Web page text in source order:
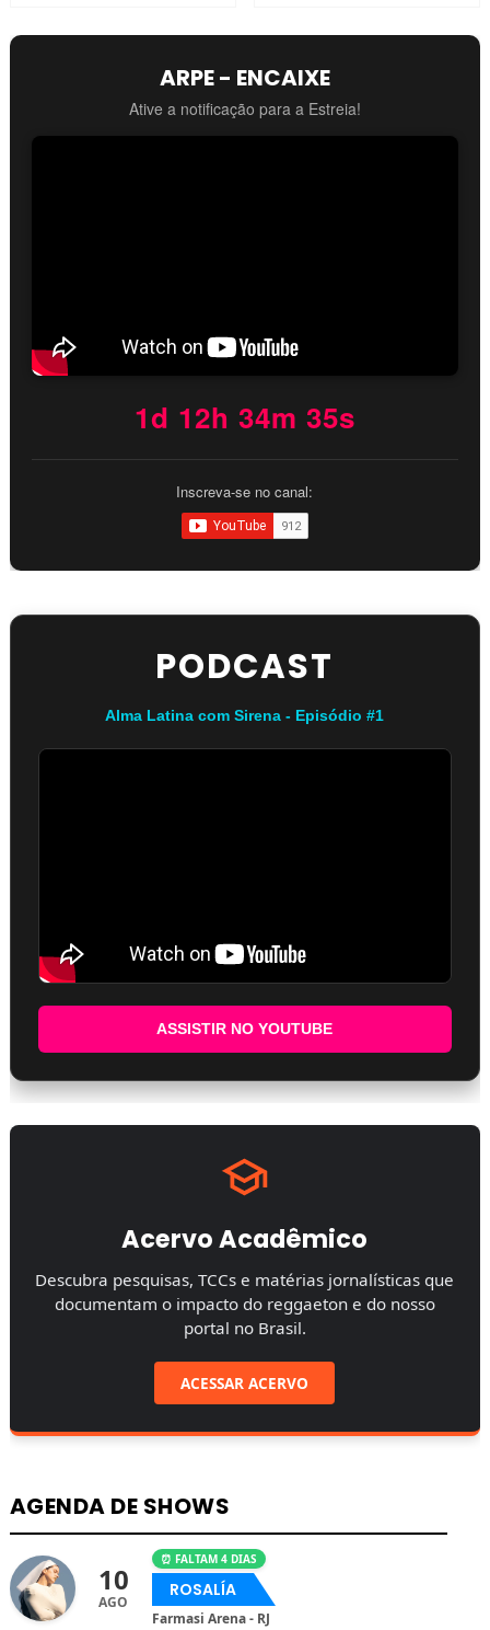
ARPE - ENCAIXE
Ative a notificação para a Estreia!
1d 12h 34m 34s
Inscreva-se no canal:
PODCAST
Alma Latina com Sirena - Episódio #1
ASSISTIR NO YOUTUBE
Acervo Acadêmico
Descubra pesquisas, TCCs e matérias jornalísticas que
documentam o impacto do reggaeton e do nosso
portal no Brasil.
ACESSAR ACERVO
AGENDA DE SHOWS
10
AGO
⏰ FALTAM 4 DIAS
ROSALÍA
Farmasi Arena - RJ